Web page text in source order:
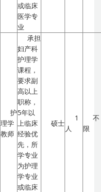
或临床
医学专
业
护
理学
教师
承担
妇产科
护理学
课程，
要求副
高以上
职称，
5年以
上临床
经验优
先，所
学专业
为护理
学专业
或临床
硕士
1
人
不
限